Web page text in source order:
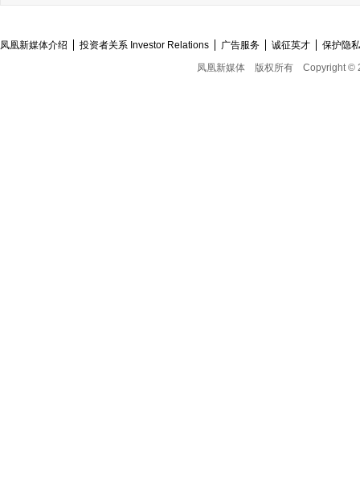
凤凰新媒体介绍 投资者关系 Investor Relations 广告服务 诚征英才
保护隐
凤凰新媒体
版权所有 Copyright ©